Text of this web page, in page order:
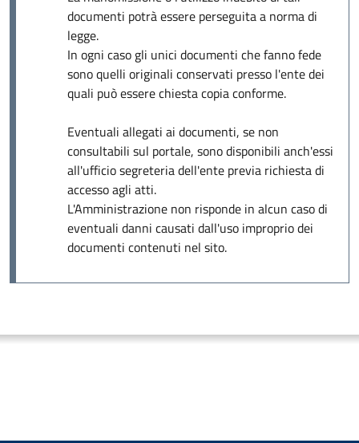
documenti potrà essere perseguita a norma di
legge.
In ogni caso gli unici documenti che fanno fede
sono quelli originali conservati presso l'ente dei
quali può essere chiesta copia conforme.
Eventuali allegati ai documenti, se non
consultabili sul portale, sono disponibili anch'essi
all'ufficio segreteria dell'ente previa richiesta di
accesso agli atti.
L'Amministrazione non risponde in alcun caso di
eventuali danni causati dall'uso improprio dei
documenti contenuti nel sito.